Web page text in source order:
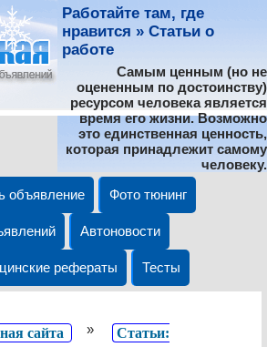
Работайте там, где
нравится » Статьи о
работе
Самым ценным (но не
оцененным по достоинству)
ресурсом человека является
время его жизни. Возможно
это единственная ценность,
которая принадлежит самому
человеку.
объявление Фото тюнинг
Автоновости
рефераты Тесты
сайта »
Статьи: